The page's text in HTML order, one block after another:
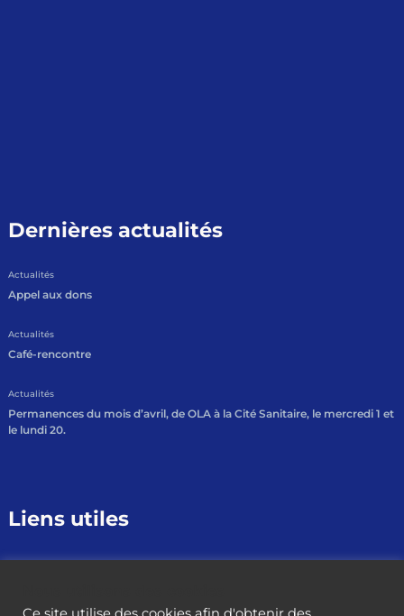
Dernières actualités
Actualités
Appel aux dons
Actualités
Café-rencontre
Actualités
Permanences du mois d’avril, de OLA à la Cité Sanitaire, le mercredi 1 et
le lundi 20.
Liens utiles